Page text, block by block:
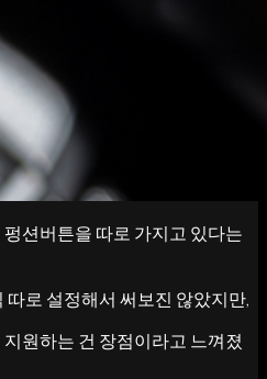
션버튼을 따로 가지고 있다는
로 설정해서 써보진 않았지만,
원하는 건 장점이라고 느껴졌